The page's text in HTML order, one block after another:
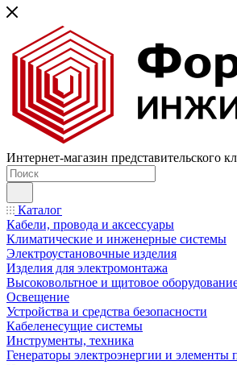
Интернет-магазин представительского
Каталог
Кабели, провода и аксессуары
Климатические и инженерные системы
Электроустановочные изделия
Изделия для электромонтажа
Высоковольтное и щитовое
Освещение
Устройства и средства безопасности
Кабеленесущие системы
Инструменты, техника
Генераторы электроэнергии и элементы